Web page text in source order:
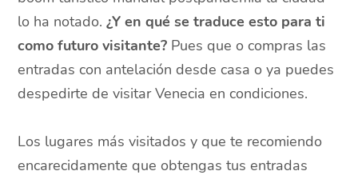
lo ha notado.¿Y en qué se traduce esto para ti
como futuro visitante? Pues que o compras las
entradas con antelación desde casa o ya puedes
despedirte de visitar Venecia en condiciones.
Los lugares más visitados y que te recomiendo
encarecidamente que obtengas tus entradas